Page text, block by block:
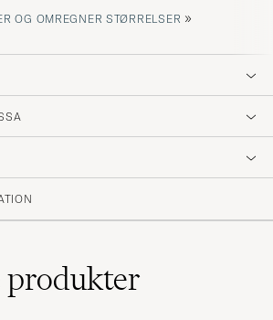
OG OMREGNER STØRRELSER »
produkter